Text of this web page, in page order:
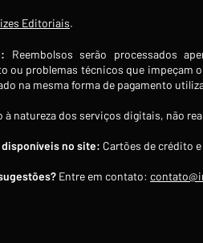
Editoriais.
Reembolsos serão processados
ou problemas técnicos que impeçam
na mesma forma de pagamento
à natureza dos serviços digitais, não
no site: Cartões de crédito e
Entre em contato: